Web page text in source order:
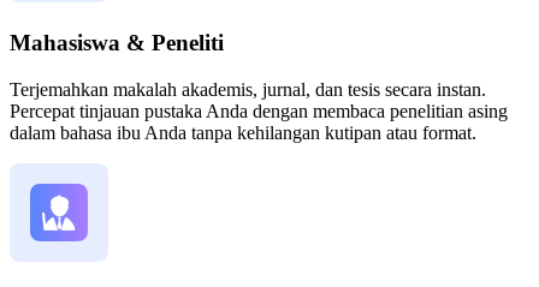
Mahasiswa & Peneliti
Terjemahkan makalah akademis, jurnal, dan tesis secara instan.
Percepat tinjauan pustaka Anda dengan membaca penelitian asing
dalam bahasa ibu Anda tanpa kehilangan kutipan atau format.